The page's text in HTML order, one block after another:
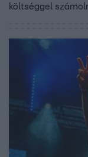
költséggel
munkavégzést
terhek miatt